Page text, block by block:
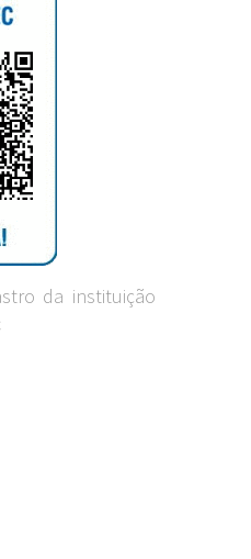
da instituição